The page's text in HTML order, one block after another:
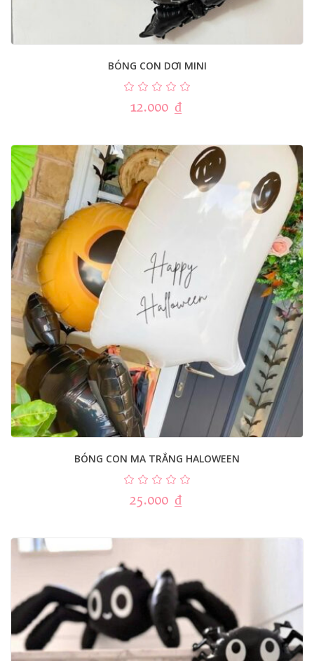
BÓNG CON DƠI MINI
12.000 ₫
BÓNG CON MA TRẮNG HALOWEEN
25.000 ₫